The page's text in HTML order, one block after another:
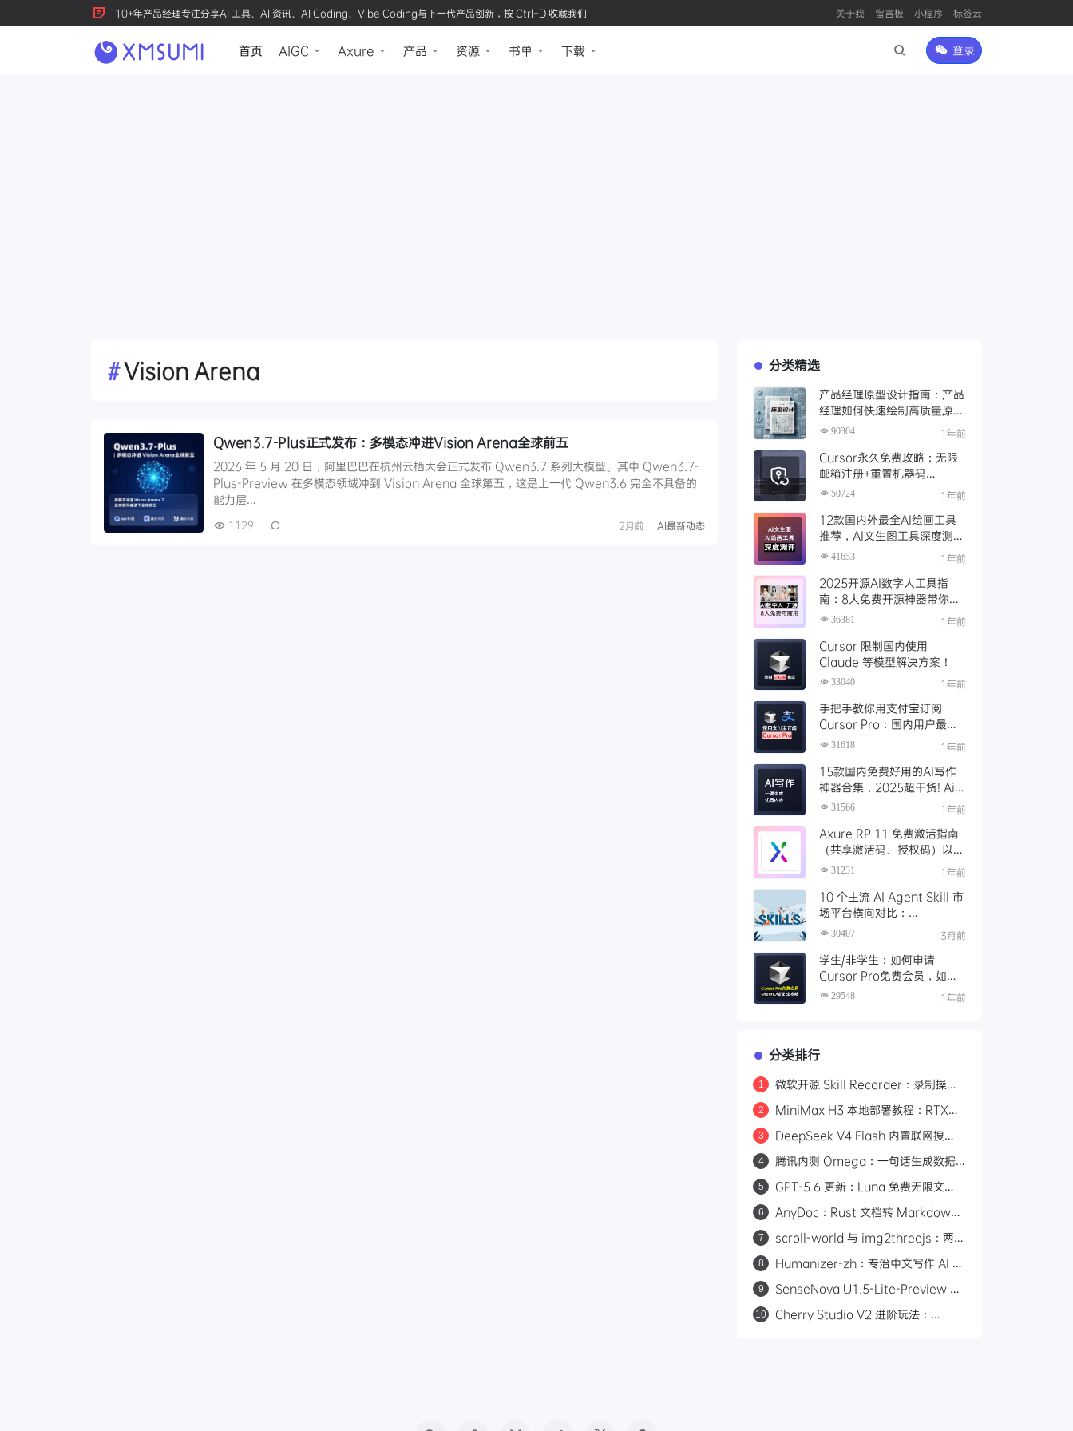
10+年产品经理专注分享AI 工具、AI 资讯、AI Coding、Vibe Coding与下一代产品创新，按 Ctrl+D 收藏我们 关于我 留言板 小程序 标签云
首页 AIGC Axure 产品 资源 书单 下载 登录
#Vision Arena
Qwen3.7-Plus正式发布：多模态冲进Vision Arena全球前五
2026 年 5 月 20 日，阿里巴巴在杭州云栖大会正式发布 Qwen3.7 系列大模型。其中 Qwen3.7-
Plus-Preview 在多模态领域冲到 Vision Arena 全球第五，这是上一代 Qwen3.6 完全不具备的
能力层…
1129 2月前 AI最新动态
分类精选
产品经理原型设计指南：产品
经理如何快速绘制高质量原
型？（附步骤与资源）
90304 1年前
Cursor永久免费攻略：无限
邮箱注册+重置机器码
+Cursor试用期重置工具实现
50724 1年前
12款国内外最全AI绘画工具
推荐，AI文生图工具深度测评
与场景化对比
41653 1年前
2025开源AI数字人工具指
南：8大免费开源神器带你免
费解锁可商用的AI数字人
36381 1年前
Cursor 限制国内使用
Claude 等模型解决方案！
33040 1年前
手把手教你用支付宝订阅
Cursor Pro：国内用户最全
开通教程（附取消自动扣费）
31618 1年前
15款国内免费好用的AI写作
神器合集，2025超干货! Ai
写作工具推荐，支持论文长文
31566 1年前
Axure RP 11 免费激活指南
（共享激活码、授权码）以及
永久激活方法分享
31231 1年前
10 个主流 AI Agent Skill 市
场平台横向对比：
Clawhub、Skillsmp、
30407 3月前
学生/非学生：如何申请
Cursor Pro免费会员，如何
通过SheerID验证快速激活全
29548 1年前
分类排行
1
微软开源 Skill Recorder：录制操作
2
MiniMax H3 本地部署教程：RTX
3
DeepSeek V4 Flash 内置联网搜
web_search，Codex 可直接调用
4
腾讯内测 Omega：一句话生成数据
5
GPT-5.6 更新：Luna 免费无限文
6
AnyDoc：Rust 文档转 Markdown
7
scroll-world 与 img2threejs：两个
做网页和 3D 模型
8
Humanizer-zh：专治中文写作 AI 味
9
SenseNova U1.5-Lite-Preview 开
4K 图像生成与编辑
10
Cherry Studio V2 进阶玩法：